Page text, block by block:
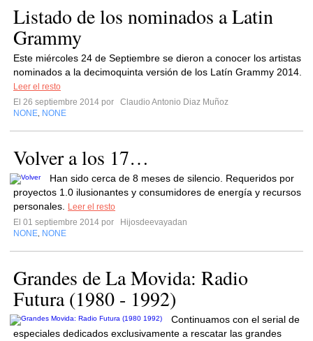
Listado de los nominados a Latin
Grammy
Este miércoles 24 de Septiembre se dieron a conocer los artistas
nominados a la decimoquinta versión de los Latín Grammy 2014.
Leer el resto
El 26 septiembre 2014 por
Claudio Antonio Diaz Muñoz
NONE NONE
Volver a los 17…
Han sido cerca de 8 meses de silencio. Requeridos por
proyectos 1.0 ilusionantes y consumidores de energía y recursos
personales.
Leer el resto
El 01 septiembre 2014 por
Hijosdeevayadan
NONE NONE
Grandes de La Movida: Radio
Futura (1980 - 1992)
Continuamos con el serial de
especiales dedicados exclusivamente a rescatar las grandes